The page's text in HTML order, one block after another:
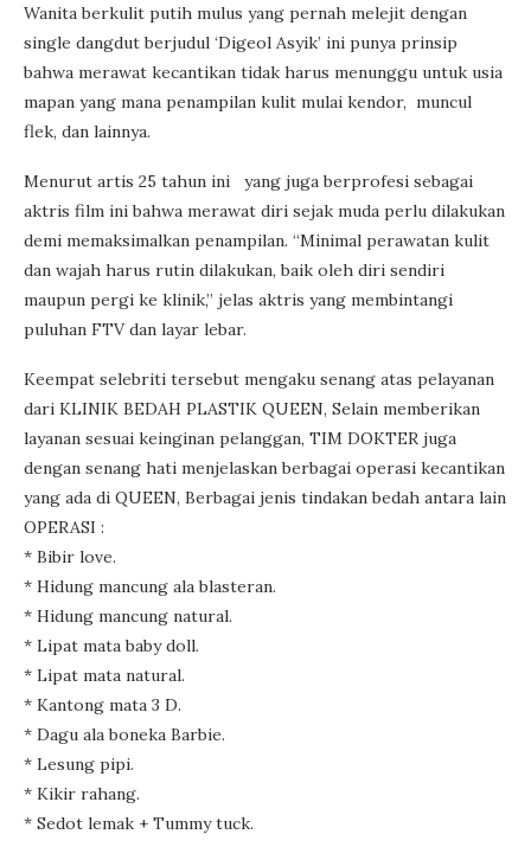
Wanita berkulit putih mulus yang pernah melejit dengan
single dangdut berjudul ‘Digeol Asyik’ ini punya prinsip
bahwa merawat kecantikan tidak harus menunggu untuk usia
mapan yang mana penampilan kulit mulai kendor, muncul
flek, dan lainnya.
Menurut artis 25 tahun ini yang juga berprofesi sebagai
aktris film ini bahwa merawat diri sejak muda perlu dilakukan
demi memaksimalkan penampilan. “Minimal perawatan kulit
dan wajah harus rutin dilakukan, baik oleh diri sendiri
maupun pergi ke klinik,” jelas aktris yang membintangi
puluhan FTV dan layar lebar.
Keempat selebriti tersebut mengaku senang atas pelayanan
dari KLINIK BEDAH PLASTIK QUEEN, Selain memberikan
layanan sesuai keinginan pelanggan, TIM DOKTER juga
dengan senang hati menjelaskan berbagai operasi kecantikan
yang ada di QUEEN, Berbagai jenis tindakan bedah antara lain
OPERASI :
* Bibir love.
* Hidung mancung ala blasteran.
* Hidung mancung natural.
* Lipat mata baby doll.
* Lipat mata natural.
* Kantong mata 3 D.
* Dagu ala boneka Barbie.
* Lesung pipi.
* Kikir rahang.
* Sedot lemak + Tummy tuck.